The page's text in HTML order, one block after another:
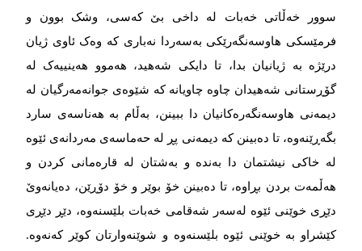
سوور خەڵاتی خەبات لە داخی بێ کەسی، وشک بوون و
فرمێسکی هاوسەنگەرێکی بەسەردا نەباری کە وەک ئاوی ژیان
درێژە بە ژیانیان بدا، تا دایکی شەهید، هەموو هەینییەک لە
گۆڕستانی شەهیدان چاوە چاویانە کە شێوەی جوانەمەرگیان لە
دیمەنی هاوسەنگەرەکانیان دا ببینن، بەڵام بە هەناسەی سارد
بگەڕێنەوە، تا دەبینن کە دیمەنی پڕ لە حەماسەی مەردانەی ئێوە
لە خاکی نیشتمان دا بەندە و بەشتان لە قارەمانی کردن و
هەڵمەت بردن بڕاوە، تا دەبینن خۆ بوێر و خۆ دۆڕێن، دەیانەوێ
دێڕی خوێنی ئێوە لەسەر شەقامی خەبات بلێسنەوە، دێڕ دێڕی
کێشراو بە خوێنی ئێوە بلێسنەوە و شوێنەوارتان کوێر کەنەوە.